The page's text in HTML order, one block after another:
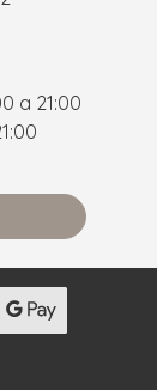
a 21:00